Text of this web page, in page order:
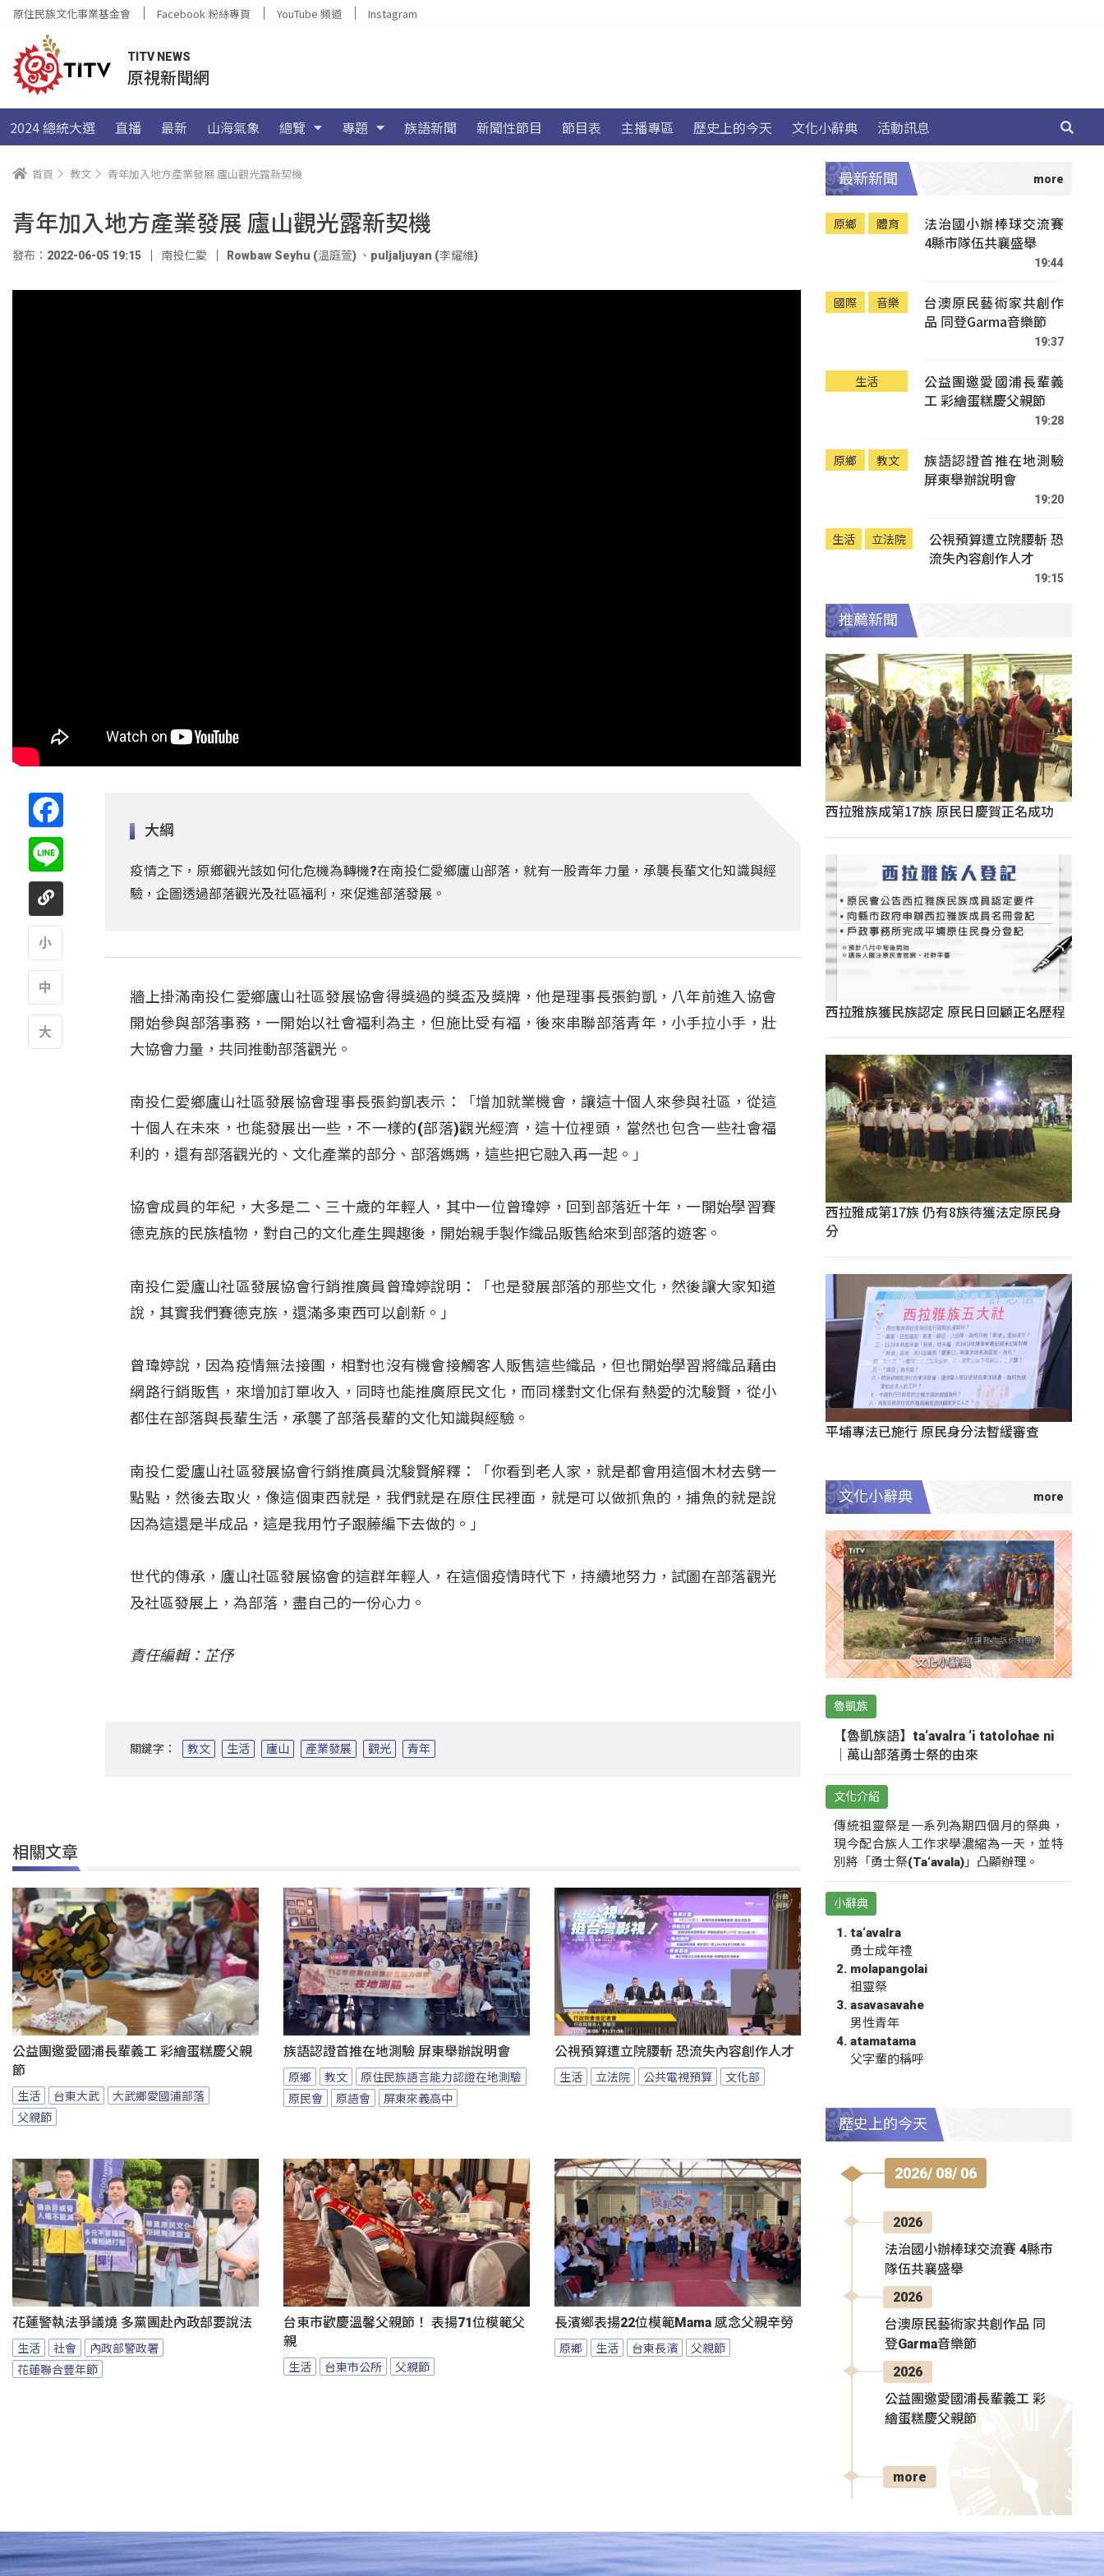
原住民族文化事業基金會 Facebook 粉絲專頁 YouTube 頻道 Instagram
TITV NEWS
原視新聞網
2024 總統大選 直播 最新 山海氣象 總覽 專題 族語新聞 新聞性節目 節目表 主播專區 歷史上的今天 文化小辭典 活動訊息
首頁 教文 青年加入地方產業發展 廬山觀光露新契機
青年加入地方產業發展 廬山觀光露新契機
發布：2022-06-05 19:15 南投仁愛 Rowbaw Seyhu (温庭萱) 、 puljaljuyan (李耀維)
大綱
疫情之下，原鄉觀光該如何化危機為轉機?在南投仁愛鄉廬山部落，就有一股青年力量，承襲長輩文化知識與經
驗，企圖透過部落觀光及社區福利，來促進部落發展。
牆上掛滿南投仁愛鄉廬山社區發展協會得獎過的獎盃及獎牌，他是理事長張鈞凱，八年前進入協會
開始參與部落事務，一開始以社會福利為主，但施比受有福，後來串聯部落青年，小手拉小手，壯
大協會力量，共同推動部落觀光。
南投仁愛鄉廬山社區發展協會理事長張鈞凱表示：「增加就業機會，讓這十個人來參與社區，從這
十個人在未來，也能發展出一些，不一樣的(部落)觀光經濟，這十位裡頭，當然也包含一些社會福
利的，還有部落觀光的、文化產業的部分、部落媽媽，這些把它融入再一起。」
協會成員的年紀，大多是二、三十歲的年輕人，其中一位曾瑋婷，回到部落近十年，一開始學習賽
德克族的民族植物，對自己的文化產生興趣後，開始親手製作織品販售給來到部落的遊客。
南投仁愛廬山社區發展協會行銷推廣員曾瑋婷說明：「也是發展部落的那些文化，然後讓大家知道
說，其實我們賽德克族，還滿多東西可以創新。」
曾瑋婷說，因為疫情無法接團，相對也沒有機會接觸客人販售這些織品，但也開始學習將織品藉由
網路行銷販售，來增加訂單收入，同時也能推廣原民文化，而同樣對文化保有熱愛的沈駿賢，從小
都住在部落與長輩生活，承襲了部落長輩的文化知識與經驗。
南投仁愛廬山社區發展協會行銷推廣員沈駿賢解釋：「你看到老人家，就是都會用這個木材去劈一
點點，然後去取火，像這個東西就是，我們就是在原住民裡面，就是可以做抓魚的，捕魚的就是說
因為這還是半成品，這是我用竹子跟藤編下去做的。」
世代的傳承，廬山社區發展協會的這群年輕人，在這個疫情時代下，持續地努力，試圖在部落觀光
及社區發展上，為部落，盡自己的一份心力。
責任編輯：芷伃
關鍵字： 教文 生活 廬山 產業發展 觀光 青年
相關文章
公益團邀愛國浦長輩義工 彩繪蛋糕慶父親
節
生活 台東大武
大武鄉愛國浦部落
父親節
族語認證首推在地測驗 屏東舉辦說明會
原鄉 教文
原住民族語言能力認證在地測驗
原民會
原語會 屏東來義高中
公視預算遭立院腰斬 恐流失內容創作人才
生活 立法院 公共電視預算 文化部
花蓮警執法爭議燒 多黨團赴內政部要說法
生活 社會
內政部警政署
花蓮聯合豐年節
台東市歡慶溫馨父親節！ 表揚71位模範父
親
生活 台東市公所 父親節
長濱鄉表揚22位模範Mama 感念父親辛勞
原鄉 生活 台東長濱 父親節
最新新聞
原鄉 體育
法治國小辦棒球交流賽
4縣市隊伍共襄盛舉
19:44
國際 音樂
台澳原民藝術家共創作
品 同登Garma音樂節
19:37
生活
公益團邀愛國浦長輩義
工 彩繪蛋糕慶父親節
19:28
原鄉 教文
族語認證首推在地測驗
屏東舉辦說明會
19:20
生活 立法院
公視預算遭立院腰斬 恐
流失內容創作人才
19:15
推薦新聞
西拉雅族成第17族 原民日慶賀正名成功
西拉雅族獲民族認定 原民日回顧正名歷程
西拉雅成第17族 仍有8族待獲法定原民身
分
平埔專法已施行 原民身分法暫緩審查
文化小辭典
魯凱族
【魯凱族語】ta‘avalra ‘i tatolohae ni
｜萬山部落勇士祭的由來
文化介紹
傳統祖靈祭是一系列為期四個月的祭典，
現今配合族人工作求學濃縮為一天，並特
別將「勇士祭(Ta‘avala)」凸顯辦理。
小辭典
ta‘avalra
勇士成年禮
molapangolai
祖靈祭
asavasavahe
男性青年
atamatama
父字輩的稱呼
歷史上的今天
2026/ 08/ 06
2026
法治國小辦棒球交流賽 4縣市
隊伍共襄盛舉
2026
台澳原民藝術家共創作品 同
登Garma音樂節
2026
公益團邀愛國浦長輩義工 彩
繪蛋糕慶父親節
more